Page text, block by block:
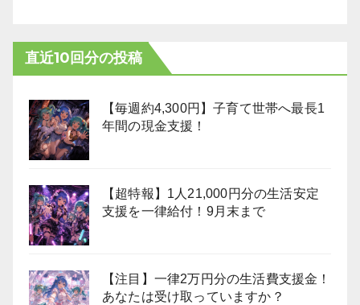
直近10回分の投稿
【毎週約4,300円】子育て世帯へ最長1
年間の現金支援！
【超特報】1人21,000円分の生活安定
支援を一律給付！9月末まで
【注目】一律2万円分の生活費支援金！
あなたは受け取っていますか？